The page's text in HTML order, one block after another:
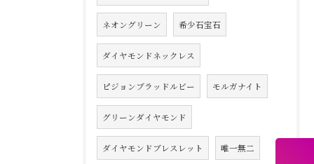
ネオングリーン 希少石宝石
ダイヤモンドネックレス
ピジョンブラッドルビー モルガナイト
グリーンダイヤモンド
ダイヤモンドブレスレット 唯一無二